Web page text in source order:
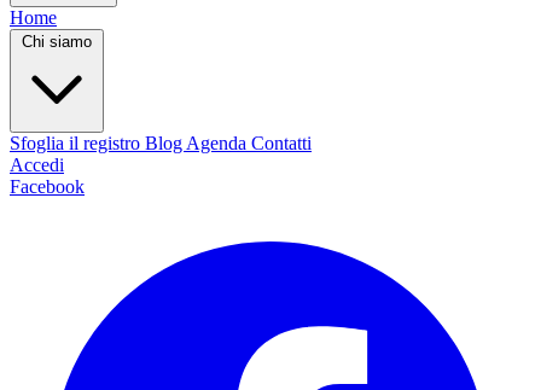
Home
Chi siamo
Sfoglia il registro Blog Agenda Contatti
Accedi
Facebook